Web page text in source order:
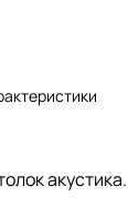
акустика.